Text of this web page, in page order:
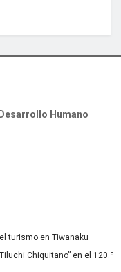
Humano
turismo en Tiwanaku
Chiquitano” en el 120.º